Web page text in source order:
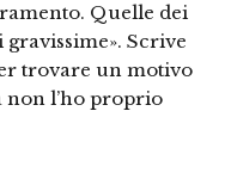
Quelle dei
Scrive
trovare un motivo
non l’ho proprio